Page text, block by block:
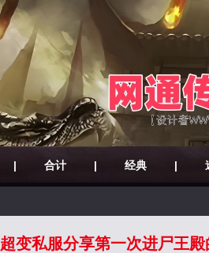
| 合计 | 经典 |
超变私服分享第一次进尸王殿